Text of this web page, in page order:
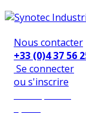
Nous contacter
+33 (0)4 37 56
Se connecter
ou s'inscrire